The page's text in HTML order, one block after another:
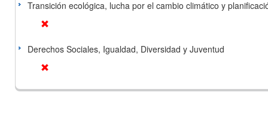
Transición ecológica, lucha por el cambio climático y
Derechos Sociales, Igualdad, Diversidad y Juventud